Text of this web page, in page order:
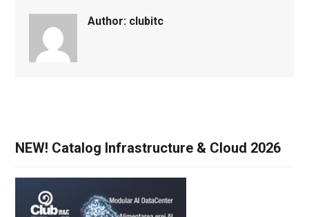
Author: clubitc
NEW! Catalog Infrastructure & Cloud 2026